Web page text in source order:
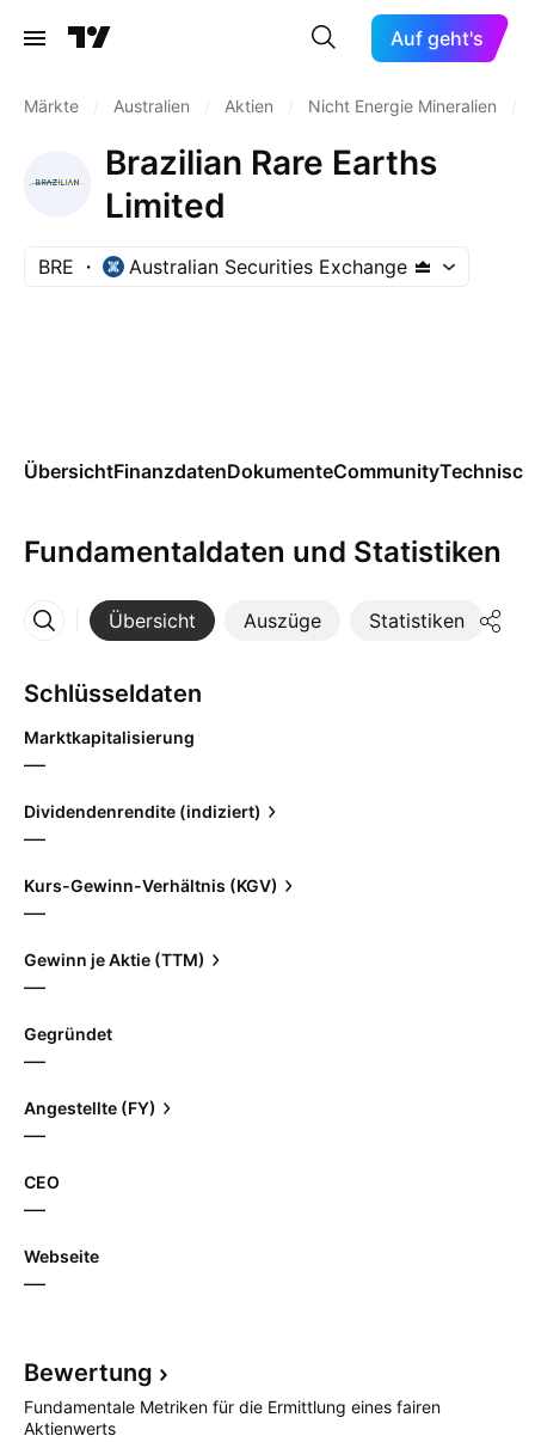
Auf geht's
Märkte Australien Aktien Nicht Energie Mineralien
Brazilian Rare Earths
Limited
BRE Australian Securities Exchange
ÜbersichtFinanzdatenDokumenteCommunity
Fundamentaldaten und Statistiken
Übersicht Auszüge Statistiken
Mehr
Schlüsseldaten
Marktkapitalisierung
—
Dividendenrendite (indiziert)
—
Kurs-Gewinn-Verhältnis (KGV)
—
Gewinn je Aktie (TTM)
—
Gegründet
—
Angestellte (FY)
—
CEO
—
Webseite
—
Bewertung
Fundamentale Metriken für die Ermittlung eines fairen
Aktienwerts